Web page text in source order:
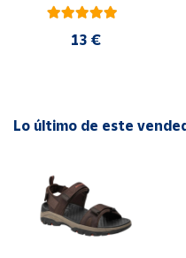
13 €
Lo último de este